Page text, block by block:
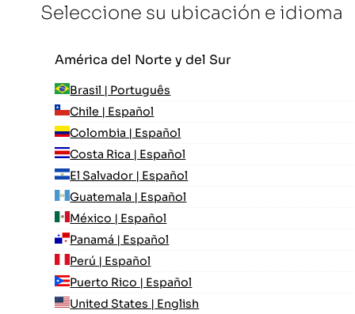
Seleccione su ubicación e idioma
América del Norte y del Sur
Brasil | Português
Chile | Español
Colombia | Español
Costa Rica | Español
El Salvador | Español
Guatemala | Español
México | Español
Panamá | Español
Perú | Español
Puerto Rico | Español
United States | English